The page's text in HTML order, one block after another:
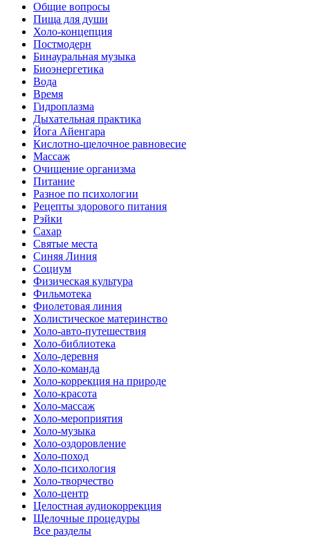
Общие вопросы
Пища для души
Холо-концепция
Постмодерн
Бинауральная музыка
Биоэнергетика
Вода
Время
Гидроплазма
Дыхательная практика
Йога Айенгара
Кислотно-щелочное равновесие
Массаж
Очищение организма
Питание
Разное по психологии
Рецепты здорового питания
Рэйки
Сахар
Святые места
Синяя Линия
Социум
Физическая культура
Фильмотека
Фиолетовая линия
Холистическое материнство
Холо-авто-путешествия
Холо-библиотека
Холо-деревня
Холо-команда
Холо-коррекция на природе
Холо-красота
Холо-массаж
Холо-мероприятия
Холо-музыка
Холо-оздоровление
Холо-поход
Холо-психология
Холо-творчество
Холо-центр
Целостная аудиокоррекция
Щелочные процедуры
Все разделы